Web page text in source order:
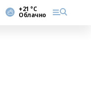
+21 °С
Облачно